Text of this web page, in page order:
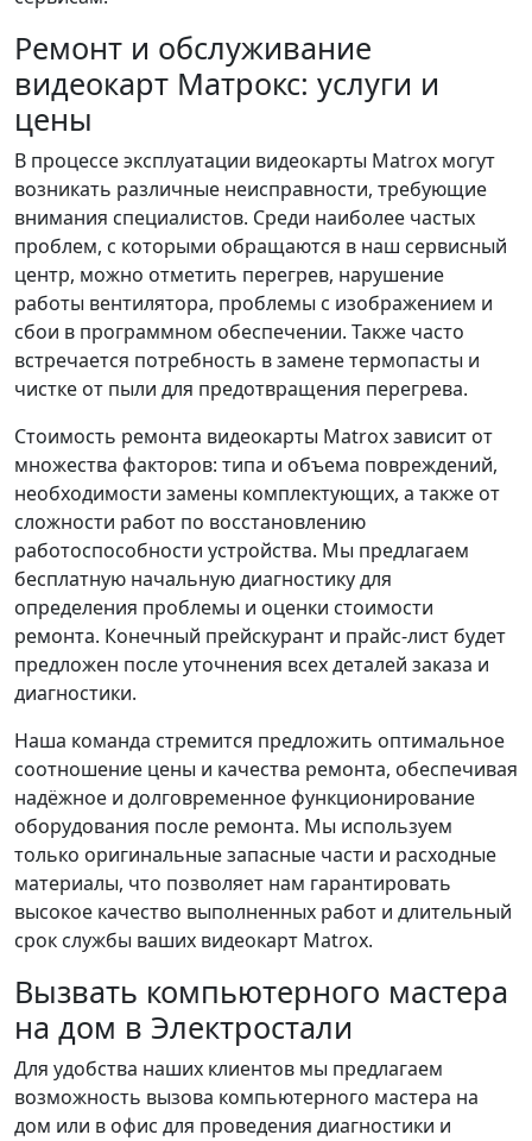
Ремонт и обслуживание
видеокарт Матрокс: услуги и
цены
В процессе эксплуатации видеокарты Matrox могут
возникать различные неисправности, требующие
внимания специалистов. Среди наиболее частых
проблем, с которыми обращаются в наш сервисный
центр, можно отметить перегрев, нарушение
работы вентилятора, проблемы с изображением и
сбои в программном обеспечении. Также часто
встречается потребность в замене термопасты и
чистке от пыли для предотвращения перегрева.
Стоимость ремонта видеокарты Matrox зависит от
множества факторов: типа и объема повреждений,
необходимости замены комплектующих, а также от
сложности работ по восстановлению
работоспособности устройства. Мы предлагаем
бесплатную начальную диагностику для
определения проблемы и оценки стоимости
ремонта. Конечный прейскурант и прайс-лист будет
предложен после уточнения всех деталей заказа и
диагностики.
Наша команда стремится предложить оптимальное
соотношение цены и качества ремонта, обеспечивая
надёжное и долговременное функционирование
оборудования после ремонта. Мы используем
только оригинальные запасные части и расходные
материалы, что позволяет нам гарантировать
высокое качество выполненных работ и длительный
срок службы ваших видеокарт Matrox.
Вызвать компьютерного мастера
на дом в Электростали
Для удобства наших клиентов мы предлагаем
возможность вызова компьютерного мастера на
дом или в офис для проведения диагностики и